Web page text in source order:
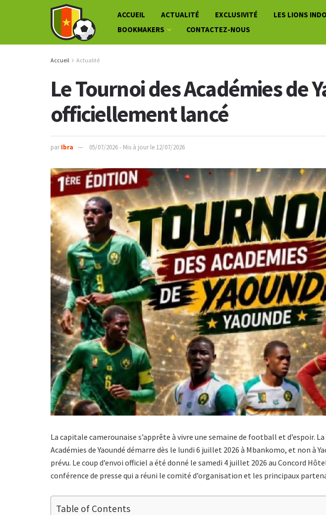
ACCUEIL ACTUALITÉ EXCLUSIVITÉ LES LIONS
BOOKMAKERS
CONTACTEZ-NOUS
Accueil Actualité
Le Tournoi des Académies de
officiellement lancé
par Ibra 05/07/2026 - Mis à jour le 12/07/2026
La capitale camerounaise s’apprête à vivre une semaine de football et d’espoir.
Académies de Yaoundé démarre dès le lundi 6 juillet 2026 à Mbankomo, et non à
prévu. Le coup d’envoi officiel a été donné le samedi 4 juillet 2026 au Concord
conférence de presse qui a réuni le comité d’organisation et les principaux
Table of Contents